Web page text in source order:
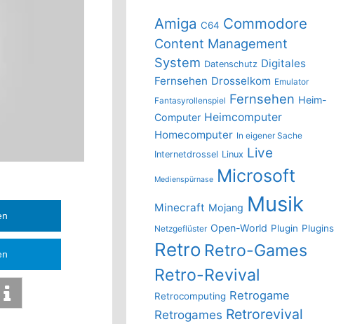
Amiga C64 Commodore
Content Management
System Datenschutz Digitales
Fernsehen Drosselkom Emulator
Fantasyrollenspiel Fernsehen Heim-
Computer Heimcomputer
Homecomputer In eigener Sache
Internetdrossel Linux Live
Medienspürnase Microsoft
Minecraft Mojang Musik
Netzgeflüster Open-World Plugin Plugins
Retro Retro-Games
Retro-Revival
Retrocomputing Retrogame
Retrogames Retrorevival